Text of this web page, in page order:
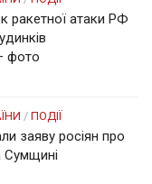
ракетної атаки РФ
фото
/ ПОДІЇ
заяву росіян про
Сумщині